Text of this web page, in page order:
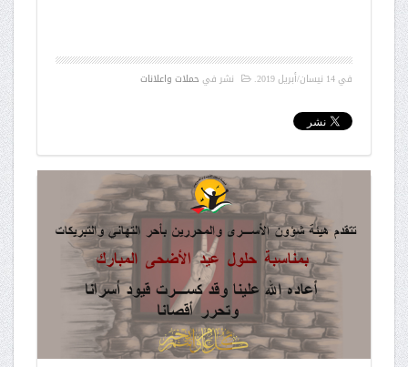
في14 نيسان/أبريل 2019 . نشر في حملات واعلانات